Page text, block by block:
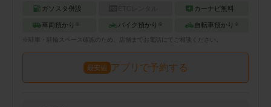
ガソスタ併設 カーナビ無料
車両預かり ※ バイク預かり ※ 自転車預かり ※
駐車・駐輪 スペース確認のため、店舗までお電話にてご相談ください。
最安値 アプリで予約する